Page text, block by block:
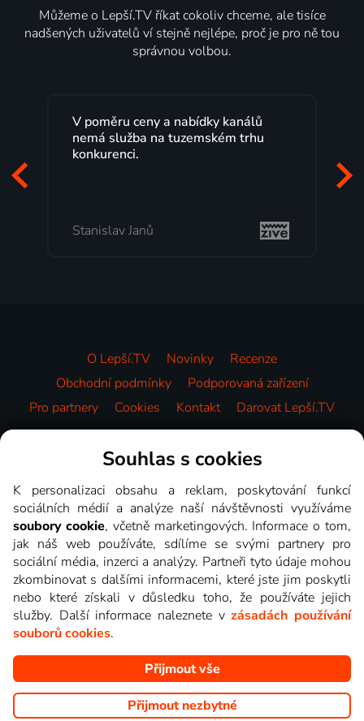
Můžeme o Lepší.TV říkat cokoliv chceme, ale tisíce
nadšených uživatelů ví stejně nejlépe, proč je pro ně tou
správnou volbou.
Lepší.TV sleduji už několik let s
maximální spokojeností. Velký výběr
programů a nemuset běžet k TV na
Milada Tomešová
O Lepší.TV Novinky
Recenze
Obchodní podmínky
Podporovaná zařízení
Pro partnery
Cookies Kontakt Darovat Lepší.TV
Videotéka
Copyright © goNET s.r.o. Na tomto webu jsou zobrazovány
obrázky z pořadů TV stanic, které můžete sledovat v Lepší.TV.
Souhlas s cookies
K personalizaci obsahu a reklam, poskytování funkcí
sociálních médií a analýze naší návštěvnosti využíváme
soubory cookie, včetně marketingových. Informace o tom,
jak náš web používáte, sdílíme se svými partnery pro
sociální média, inzerci a analýzy. Partneři tyto údaje mohou
zkombinovat s dalšími informacemi, které jste jim poskytli
nebo které získali v důsledku toho, že používáte jejich
služby. Další informace naleznete vzásadách používání
souborů cookies.
Přijmout vše
Přijmout nezbytné